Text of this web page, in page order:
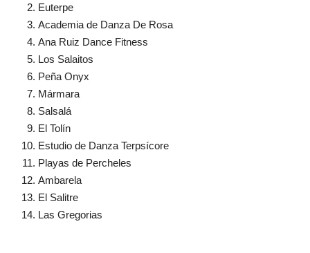
Euterpe
Academia de Danza De Rosa
Ana Ruiz Dance Fitness
Los Salaitos
Peña Onyx
Mármara
Salsalá
El Tolín
Estudio de Danza Terpsícore
Playas de Percheles
Ambarela
El Salitre
Las Gregorias